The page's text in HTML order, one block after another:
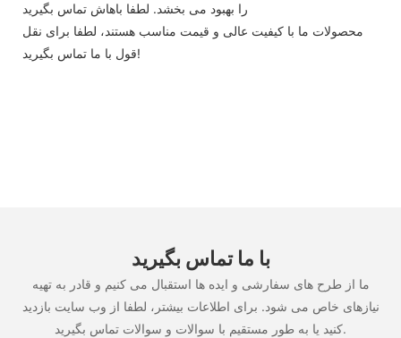
را بهبود می بخشد. لطفا باهاش تماس بگيريد
محصولات ما با کیفیت عالی و قیمت مناسب هستند، لطفا برای نقل
قول با ما تماس بگیرید!
با ما تماس بگیرید
ما از طرح های سفارشی و ایده ها استقبال می کنیم و قادر به تهیه
نیازهای خاص می شود. برای اطلاعات بیشتر، لطفا از وب سایت بازدید
کنید یا به طور مستقیم با سوالات و سوالات تماس بگیرید.